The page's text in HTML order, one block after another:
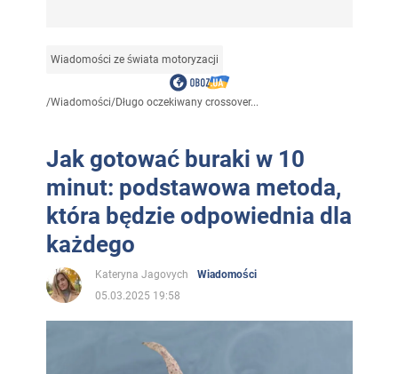
Wiadomości ze świata motoryzacji
/Wiadomości/Długo oczekiwany crossover...
Jak gotować buraki w 10
minut: podstawowa metoda,
która będzie odpowiednia dla
każdego
Kateryna Jagovych
Wiadomości
05.03.2025 19:58